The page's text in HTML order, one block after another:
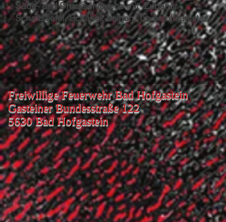
Saug- und Druckschläuche mit Zubehör
Schaftstiefel, Schäkel, Leinen, Treibstoffkanister
Freiwillige Feuerwehr Bad Hofgastein
Gasteiner Bundesstraße 122
5630 Bad Hofgastein